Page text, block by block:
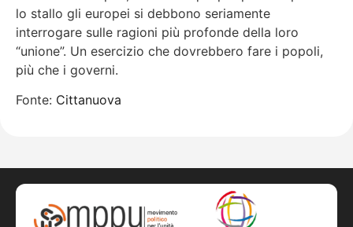
lo stallo gli europei si debbono seriamente
interrogare sulle ragioni più profonde della loro
“unione”. Un esercizio che dovrebbero fare i popoli,
più che i governi.
Fonte: Cittanuova